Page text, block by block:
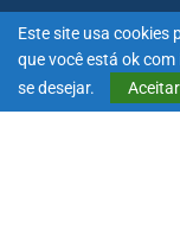
Senado aprova
anúncios de bets
Este site usa cookies
que você está ok
se desejar.
Aceitar